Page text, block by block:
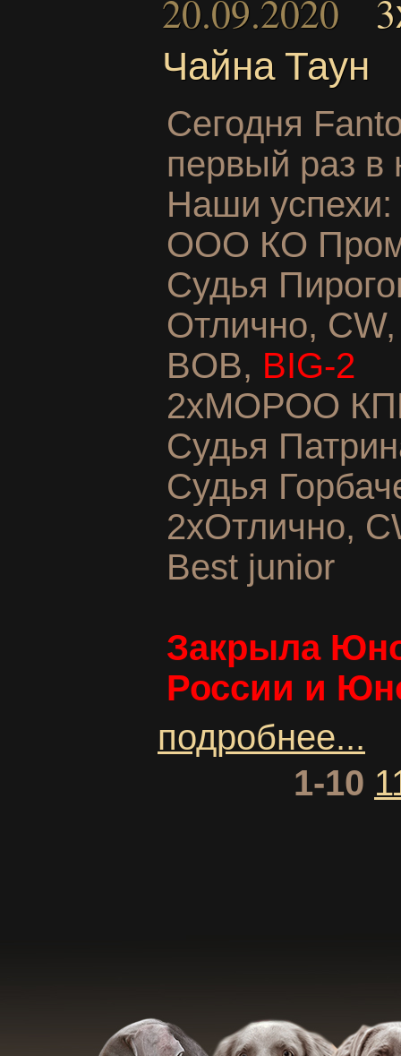
20.09.2020
Чайна Таун
Сегодня
первый раз в
Наши успехи:
ООО КО
Судья
Отлично,
BOB, BIG-2
2xМОРОО
Судья
Судья
2xОтлично,
Best junior
Закрыла
России и
подробнее...
1-10